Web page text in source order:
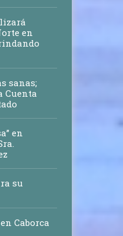
en
sanas;
Cuenta
en
su
Caborca